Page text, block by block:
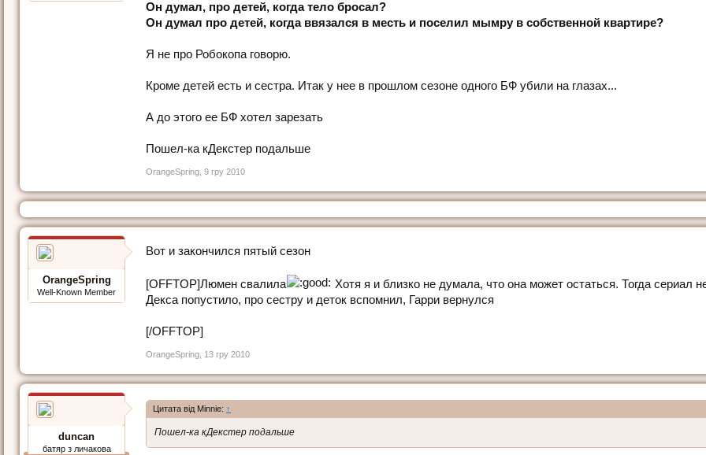
Он думал, про детей, когда тело бросал?
Он думал про детей, когда ввязался в месть и поселил мымру в собственной квартире?
Я не про Робокопа говорю.
Кроме детей есть и сестра. Итак у нее в прошлом сезоне одного БФ убили на глазах...
А до этого ее БФ хотел зарезать
Пошел-ка кДекстер подальше
OrangeSpring 9 гру 2010
OrangeSpring
Well-Known Member
Вот и закончился пятый сезон
[OFFTOP]Люмен свалила
Хотя я и близко не думала, что она может остаться. Тогда сериал
Декса попустило, про сестру и деток вспомнил, Гарри вернулся
[/OFFTOP]
OrangeSpring 13 гру 2010
duncan
батяр з личакова
Цитата від Minnie: ↑
Пошел-ка кДекстер подальше